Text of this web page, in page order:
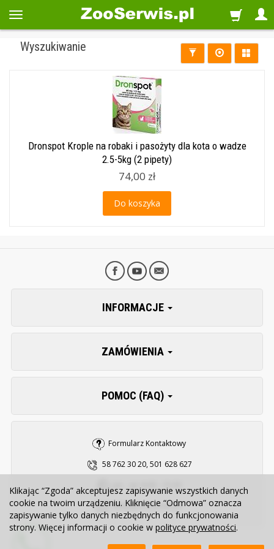
Wyszukiwanie
Dronspot Krople na robaki i pasożyty dla kota o wadze
2.5-5kg (2 pipety)
74,00 zł
Do koszyka
INFORMACJE
ZAMÓWIENIA
POMOC (FAQ)
Formularz Kontaktowy
58 762 30 20, 501 628 627
sklep@zooserwis.pl
Klikając “Zgoda” akceptujesz zapisywanie wszystkich danych
cookie na twoim urządzeniu. Kliknięcie “Odmowa” oznacza
zapisywanie tylko danych niezbędnych do funkcjonowania
strony. Więcej informacji o cookie w polityce prywatności.